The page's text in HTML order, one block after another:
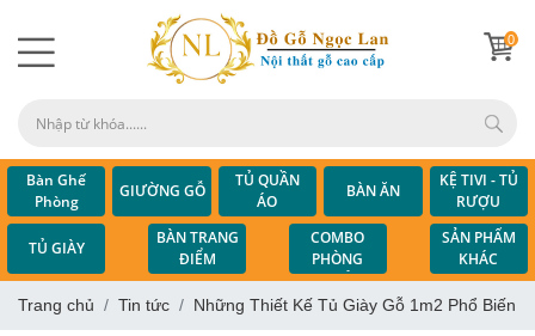
0
Bàn Ghế
Phòng
Khách
GIƯỜNG GỖ
TỦ QUẦN
ÁO
BÀN ĂN
KỆ TIVI - TỦ
RƯỢU
TỦ GIÀY
BÀN TRANG
ĐIỂM
COMBO
PHÒNG
NGỦ
SẢN PHẨM
KHÁC
Trang chủ Tin tức Những Thiết Kế Tủ Giày Gỗ 1m2 Phổ Biến